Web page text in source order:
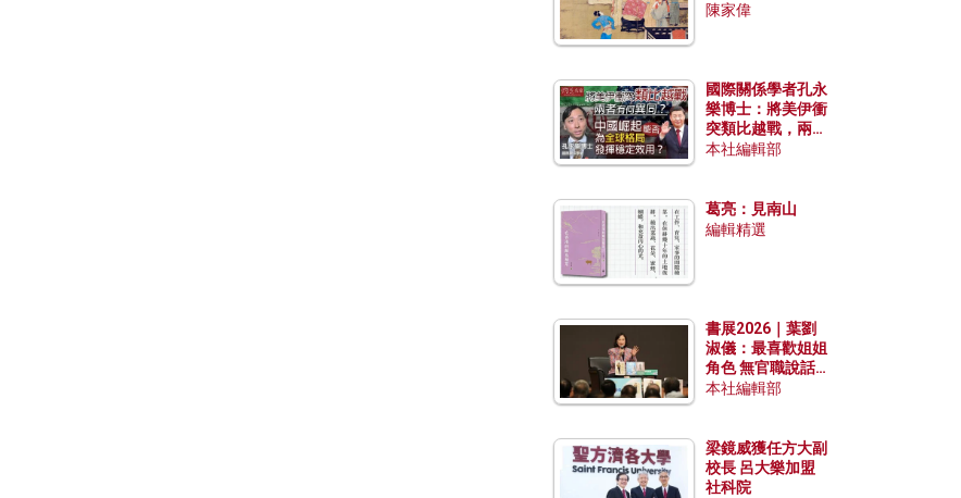
陳家偉
國際關係學者孔永
樂博士：將美伊衝
突類比越戰，兩者
有何異同？中國崛
本社編輯部
葛亮：見南山
編輯精選
書展2026｜葉劉
淑儀：最喜歡姐姐
角色 無官職說話
包袱少
本社編輯部
梁鏡威獲任方大副
校長 呂大樂加盟
社科院